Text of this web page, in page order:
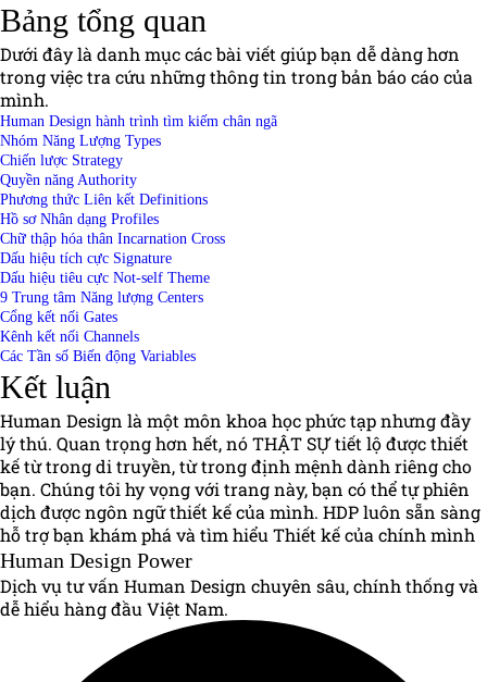
Bảng tổng quan
Dưới đây là danh mục các bài viết giúp bạn dễ dàng hơn
trong việc tra cứu những thông tin trong bản báo cáo của
mình.
Human Design hành trình tìm kiếm chân ngã
Nhóm Năng Lượng Types
Chiến lược Strategy
Quyền năng Authority
Phương thức Liên kết Definitions
Hồ sơ Nhân dạng Profiles
Chữ thập hóa thân Incarnation Cross
Dấu hiệu tích cực Signature
Dấu hiệu tiêu cực Not‑self Theme
9 Trung tâm Năng lượng Centers
Cổng kết nối Gates
Kênh kết nối Channels
Các Tần số Biến động Variables
Kết luận
Human Design là một môn khoa học phức tạp nhưng đầy
lý thú. Quan trọng hơn hết, nó THẬT SỰ tiết lộ được thiết
kế từ trong di truyền, từ trong định mệnh dành riêng cho
bạn. Chúng tôi hy vọng với trang này, bạn có thể tự phiên
dịch được ngôn ngữ thiết kế của mình. HDP luôn sẵn sàng
hỗ trợ bạn khám phá và tìm hiểu Thiết kế của chính mình
Human Design Power
Dịch vụ tư vấn Human Design chuyên sâu, chính thống và
dễ hiểu hàng đầu Việt Nam.